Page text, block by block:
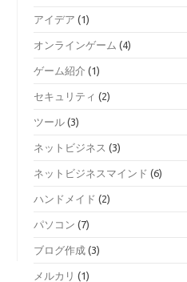
アイデア (1)
オンラインゲーム (4)
ゲーム紹介 (1)
セキュリティ (2)
ツール (3)
ネットビジネス (3)
ネットビジネスマインド (6)
ハンドメイド (2)
パソコン (7)
ブログ作成 (3)
メルカリ (1)